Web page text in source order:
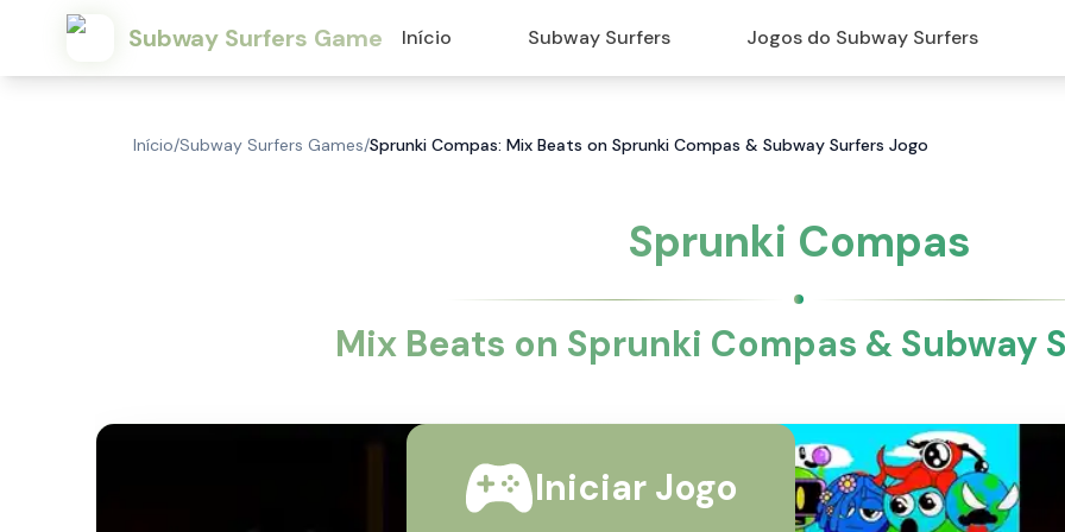
Subway Surfers Game Início Subway Surfers Jogos do Subway Surfers
Início/Subway Surfers Games/Sprunki Compas: Mix Beats on Sprunki Compas & Subway Surfers Jogo
Sprunki Compas
Mix Beats on Sprunki Compas & Subway
Iniciar Jogo